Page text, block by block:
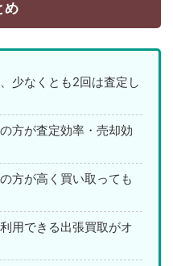
め
少なくとも2回は査定し
方が査定効率・売却効
方が高く買い取っても
用できる出張買取がオ